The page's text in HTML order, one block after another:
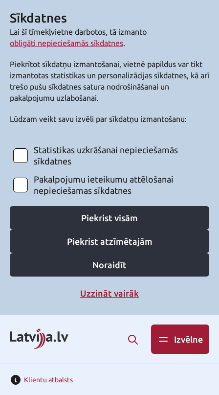
Sīkdatnes
Lai šī tīmekļvietne darbotos, tā izmanto
obligāti nepieciešamās sīkdatnes.
Piekrītot sīkdatņu izmantošanai, vietnē papildus var tikt
izmantotas statistikas un personalizācijas sīkdatnes, kā arī
trešo pušu sīkdatnes satura nodrošināšanai un
pakalpojumu uzlabošanai.
Lūdzam veikt savu izvēli par sīkdatņu izmantošanu:
Statistikas uzkrāšanai nepieciešamās
sīkdatnes
Pakalpojumu ieteikumu attēlošanai
nepieciešamas sīkdatnes
Piekrist visām
Piekrist atzīmētajām
Noraidīt
Uzzināt vairāk
Izvēlne
Klientu atbalsts